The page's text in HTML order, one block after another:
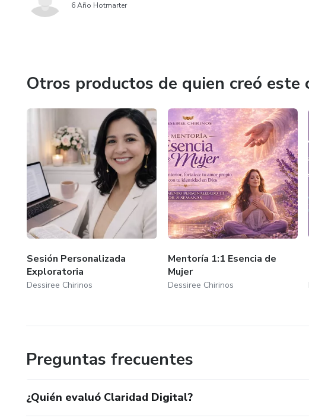
6 Año Hotmarter
Otros productos de quien creó este
Sesión Personalizada
Exploratoria
Dessiree Chirinos
Mentoría 1:1 Esencia de
Mujer
Dessiree Chirinos
Preguntas frecuentes
¿Quién evaluó Claridad Digital?